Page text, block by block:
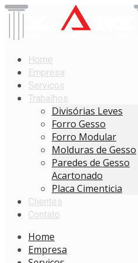
Home
Empresa
Serviços
Trabalhos
Divisórias Leves
Forro Gesso
Forro Modular
Molduras de Gesso
Paredes de Gesso
Acartonado
Placa Cimenticia
Clientes
Contato
Home
Empresa